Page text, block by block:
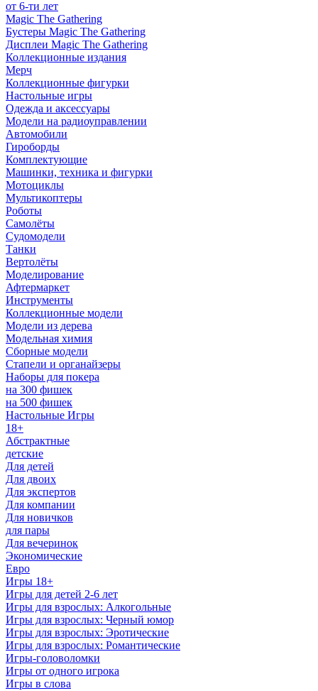
от 6-ти лет
Magic The Gathering
Бустеры Magic The Gathering
Дисплеи Magic The Gathering
Коллекционные издания
Мерч
Коллекционные фигурки
Настольные игры
Одежда и аксессуары
Модели на радиоуправлении
Автомобили
Гироборды
Комплектующие
Машинки, техника и фигурки
Мотоциклы
Мультикоптеры
Роботы
Самолёты
Судомодели
Танки
Вертолёты
Моделирование
Афтермаркет
Инструменты
Коллекционные модели
Модели из дерева
Модельная химия
Сборные модели
Стапели и органайзеры
Наборы для покера
на 300 фишек
на 500 фишек
Настольные Игры
18+
Абстрактные
детские
Для детей
Для двоих
Для экспертов
Для компании
Для новичков
для пары
Для вечеринок
Экономические
Евро
Игры 18+
Игры для детей 2-6 лет
Игры для взрослых: Алкогольные
Игры для взрослых: Черный юмор
Игры для взрослых: Эротические
Игры для взрослых: Романтические
Игры-головоломки
Игры от одного игрока
Игры в слова